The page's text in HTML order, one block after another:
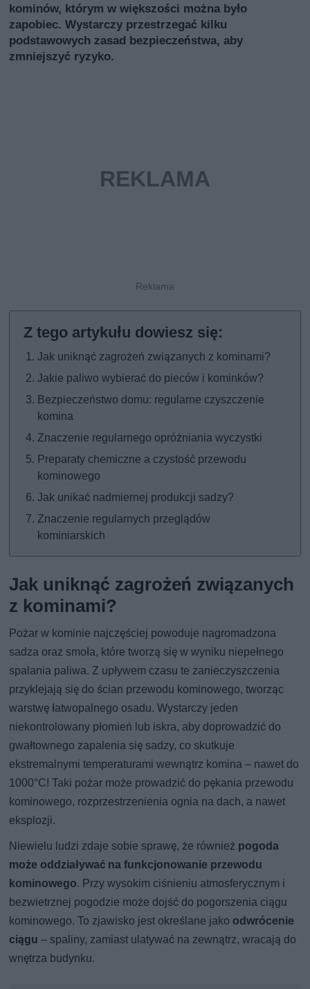
kominów, którym w większości można było
zapobiec. Wystarczy przestrzegać kilku
podstawowych zasad bezpieczeństwa, aby
zmniejszyć ryzyko.
Jak uniknąć zagrożeń związanych z kominami?
Jakie paliwo wybierać do pieców i kominków?
Bezpieczeństwo domu: regularne czyszczenie
komina
Znaczenie regularnego opróżniania wyczystki
Preparaty chemiczne a czystość przewodu
kominowego
Jak unikać nadmiernej produkcji sadzy?
Znaczenie regularnych przeglądów
kominiarskich
Jak uniknąć zagrożeń związanych
z kominami?
Pożar w kominie najczęściej powoduje nagromadzona
sadza oraz smoła, które tworzą się w wyniku niepełnego
spalania paliwa. Z upływem czasu te zanieczyszczenia
przyklejają się do ścian przewodu kominowego, tworząc
warstwę łatwopalnego osadu. Wystarczy jeden
niekontrolowany płomień lub iskra, aby doprowadzić do
gwałtownego zapalenia się sadzy, co skutkuje
ekstremalnymi temperaturami wewnątrz komina – nawet do
1000°C! Taki pożar może prowadzić do pękania przewodu
kominowego, rozprzestrzenienia ognia na dach, a nawet
eksplozji.
Niewielu ludzi zdaje sobie sprawę, że również pogoda
może oddziaływać na funkcjonowanie przewodu
kominowego. Przy wysokim ciśnieniu atmosferycznym i
bezwietrznej pogodzie może dojść do pogorszenia ciągu
kominowego. To zjawisko jest określane jako odwrócenie
ciągu – spaliny, zamiast ulatywać na zewnątrz, wracają do
wnętrza budynku.